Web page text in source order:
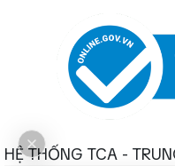
HỆ THỐNG TCA -